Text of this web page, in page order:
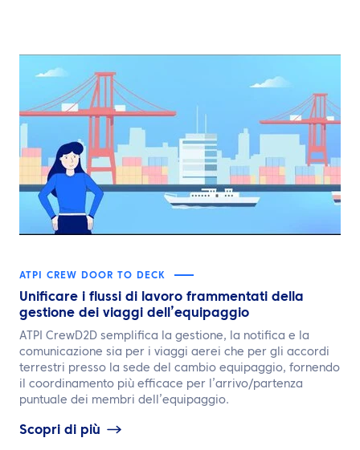
ATPI CREW DOOR TO DECK
Unificare i flussi di lavoro frammentati della
gestione dei viaggi dell’equipaggio
ATPI CrewD2D semplifica la gestione, la notifica e la
comunicazione sia per i viaggi aerei che per gli accordi
terrestri presso la sede del cambio equipaggio, fornendo
il coordinamento più efficace per l’arrivo/partenza
puntuale dei membri dell’equipaggio.
Scopri di più